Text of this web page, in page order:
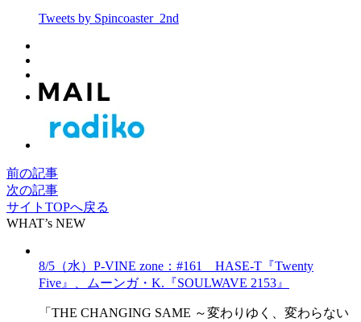
Tweets by Spincoaster_2nd
前の記事
次の記事
サイトTOPへ戻る
WHAT’s NEW
8/5（水）P-VINE zone：#161 HASE-T『Twenty
Five』、ムーンガ・K.『SOULWAVE 2153』
「THE CHANGING SAME ～変わりゆく、変わらない